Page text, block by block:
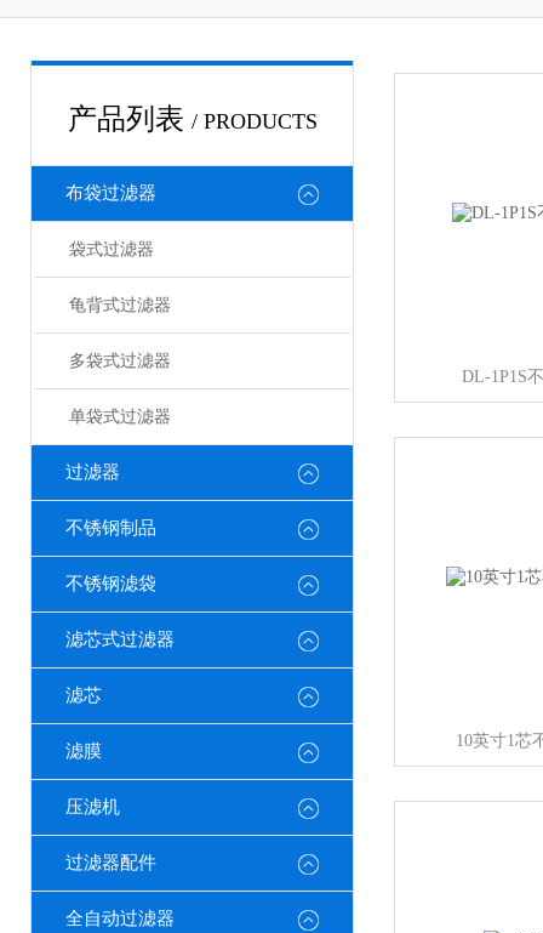
产品列表 / PRODUCTS
布袋过滤器
袋式过滤器
龟背式过滤器
多袋式过滤器
单袋式过滤器
过滤器
不锈钢制品
不锈钢滤袋
滤芯式过滤器
滤芯
滤膜
压滤机
过滤器配件
全自动过滤器
DL-1P1S
10英寸1芯